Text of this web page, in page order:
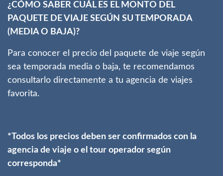
¿CÓMO SABER CUÁL ES EL MONTO DEL
PAQUETE DE VIAJE SEGÚN SU TEMPORADA
(MEDIA O BAJA)?
Para conocer el precio del paquete de viaje según
sea temporada media o baja, te recomendamos
consultarlo directamente a tu agencia de viajes
favorita.
*Todos los precios deben ser confirmados con la
agencia de viaje o el tour operador según
corresponda*